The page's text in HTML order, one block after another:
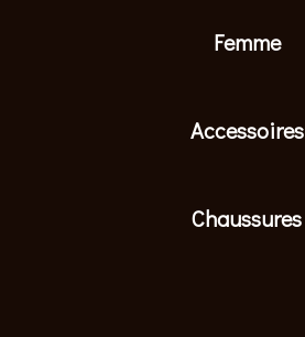
Femme
Accessoires
Chaussures